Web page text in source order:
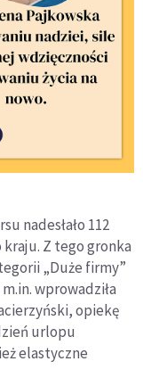
nadesłało 112
kraju. Z tego gronka
„Duże firmy”
wprowadziła
opiekę
urlopu
elastyczne